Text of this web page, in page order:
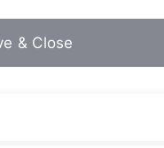
por chorro)
& Close